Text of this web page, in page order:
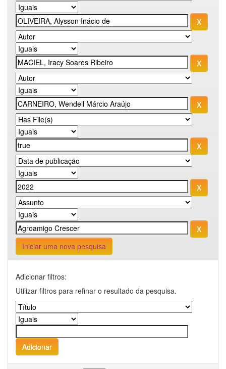
Iniciar uma nova pesquisa
Adicionar filtros:
Utilizar filtros para refinar o resultado da pesquisa.